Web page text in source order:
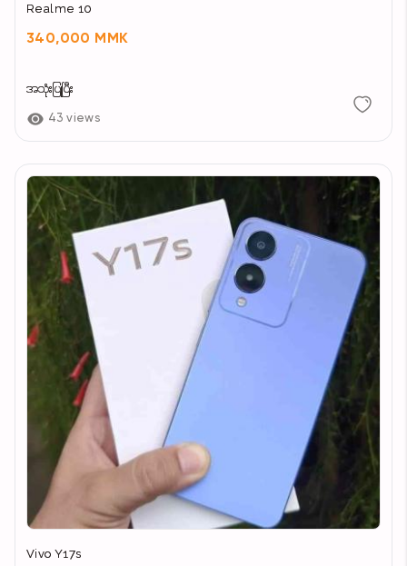
Realme 10
340,000 MMK
အသုံးပြုပြီး
43 views
Vivo Y17s